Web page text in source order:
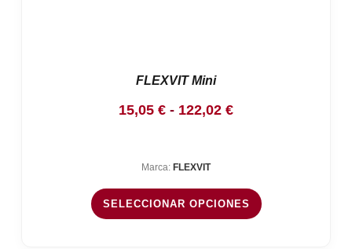
FLEXVIT Mini
15,05 € - 122,02 €Rango
15,05 €
hasta
Marca: FLEXVIT
SELECCIONAR OPCIONES